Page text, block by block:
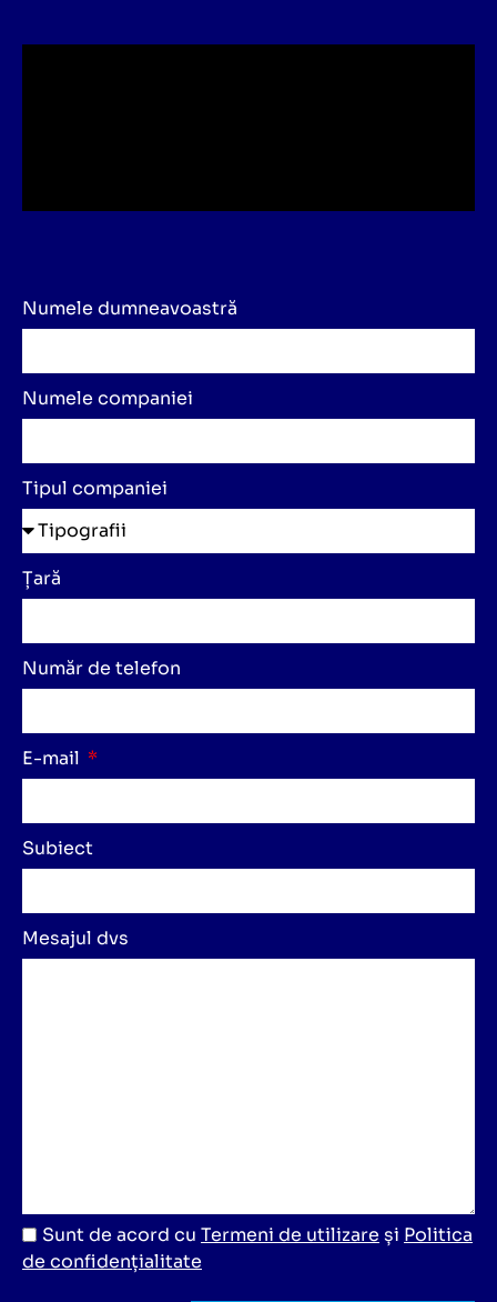
Numele dumneavoastră
Numele companiei
Tipul companiei
Țară
Număr de telefon
E-mail
Subiect
Mesajul dvs
Sunt de acord cu Termeni de utilizare și Politica
de confidențialitate